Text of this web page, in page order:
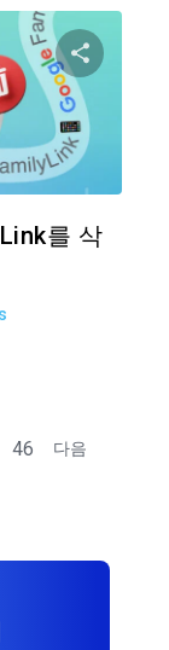
를 삭
46 다음